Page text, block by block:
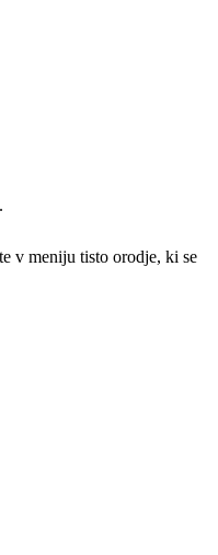
v meniju tisto orodje, ki se